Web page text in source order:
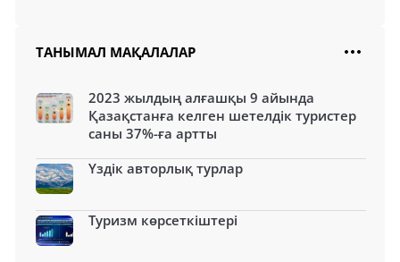
ТАНЫМАЛ МАҚАЛАЛАР
2023 жылдың алғашқы 9 айында
Қазақстанға келген шетелдік туристер
саны 37%-ға артты
Үздік авторлық турлар
Туризм көрсеткіштері